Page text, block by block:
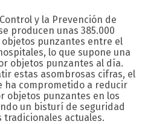
y la Prevención de
producen unas 385.000
punzantes entre el
lo que supone una
objetos punzantes al día.
estas asombrosas cifras, el
ha comprometido a reducir
objetos punzantes en los
un bisturí de seguridad
actuales.